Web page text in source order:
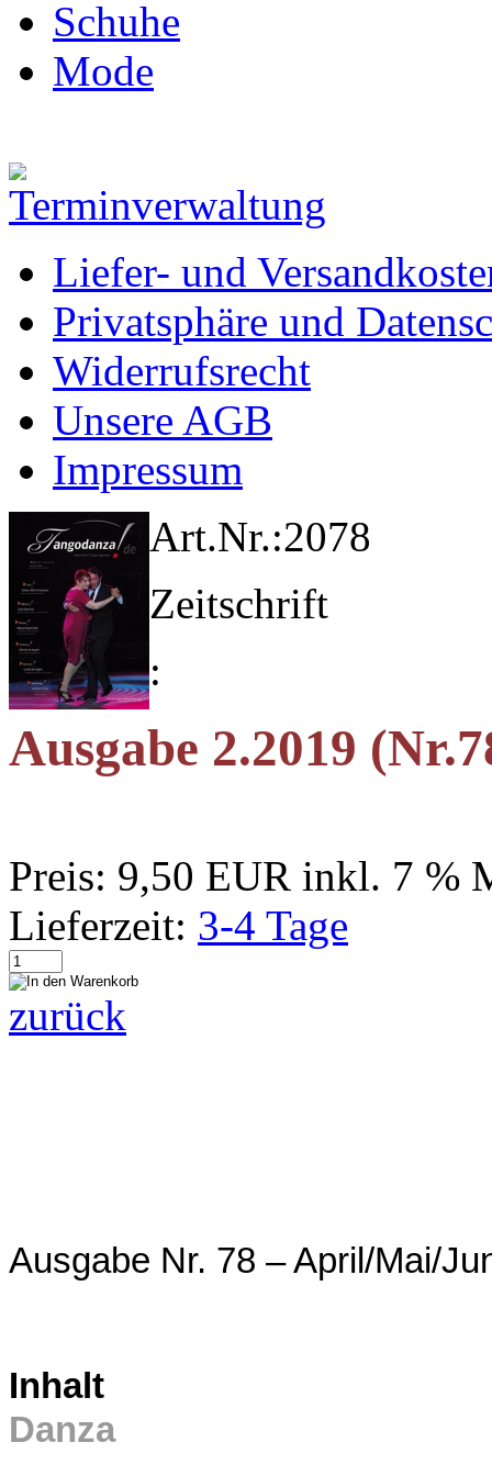
Schuhe
Mode
Liefer- und
Privatsphäre und
Widerrufsrecht
Unsere AGB
Impressum
Art.Nr.:2078
Zeitschrift
:
Ausgabe 2.2019
Preis: 9,50 EUR inkl. 7 %
Lieferzeit: 3-4 Tage
zurück
Ausgabe Nr. 78 – April/Mai/
Inhalt
Danza